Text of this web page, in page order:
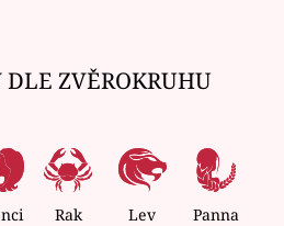
DLE ZVĚROKRUHU
Rak Lev Panna